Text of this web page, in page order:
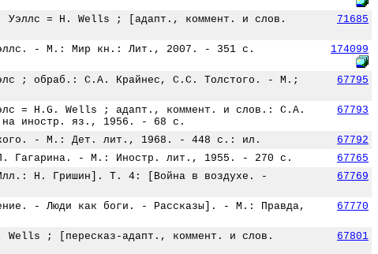
= H. Wells ; [адапт., коммент. и слов.
71685
- М.: Мир кн.: Лит., 2007. - 351 с. 174099
; обраб.: С.А. Крайнес, С.С. Толстого. - М.;
67795
= H.G. Wells ; адапт., коммент. и слов.: С.А.
иностр. яз., 1956. - 68 с.
67793
- М.: Дет. лит., 1968. - 448 с.: ил.
67792
Гагарина. - М.: Иностр. лит., 1955. - 270 с.
67765
Н. Гришин]. Т. 4: [Война в воздухе. -
67769
- Люди как боги. - Рассказы]. - М.: Правда,
67770
; [пересказ-адапт., коммент. и слов.
67801